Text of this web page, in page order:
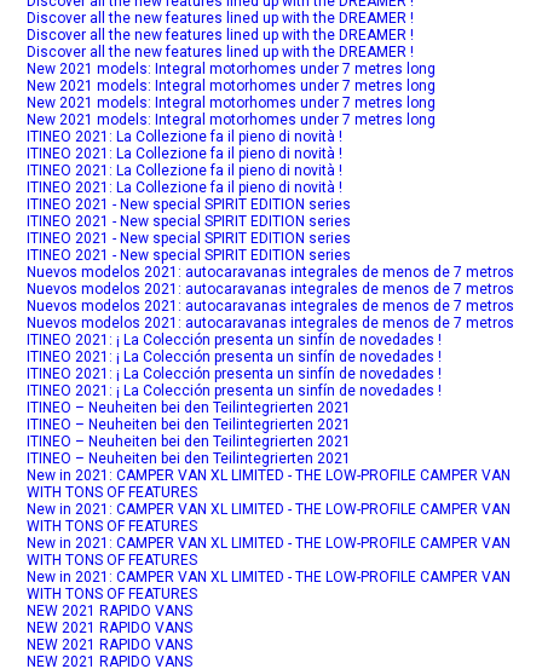
Discover all the new features lined up with the DREAMER !
Discover all the new features lined up with the DREAMER !
Discover all the new features lined up with the DREAMER !
New 2021 models: Integral motorhomes under 7 metres long
New 2021 models: Integral motorhomes under 7 metres long
New 2021 models: Integral motorhomes under 7 metres long
New 2021 models: Integral motorhomes under 7 metres long
ITINEO 2021: La Collezione fa il pieno di novità !
ITINEO 2021: La Collezione fa il pieno di novità !
ITINEO 2021: La Collezione fa il pieno di novità !
ITINEO 2021: La Collezione fa il pieno di novità !
ITINEO 2021 - New special SPIRIT EDITION series
ITINEO 2021 - New special SPIRIT EDITION series
ITINEO 2021 - New special SPIRIT EDITION series
ITINEO 2021 - New special SPIRIT EDITION series
Nuevos modelos 2021: autocaravanas integrales de menos de 7 metros
Nuevos modelos 2021: autocaravanas integrales de menos de 7 metros
Nuevos modelos 2021: autocaravanas integrales de menos de 7 metros
Nuevos modelos 2021: autocaravanas integrales de menos de 7 metros
ITINEO 2021: ¡ La Colección presenta un sinfín de novedades !
ITINEO 2021: ¡ La Colección presenta un sinfín de novedades !
ITINEO 2021: ¡ La Colección presenta un sinfín de novedades !
ITINEO 2021: ¡ La Colección presenta un sinfín de novedades !
ITINEO – Neuheiten bei den Teilintegrierten 2021
ITINEO – Neuheiten bei den Teilintegrierten 2021
ITINEO – Neuheiten bei den Teilintegrierten 2021
ITINEO – Neuheiten bei den Teilintegrierten 2021
New in 2021: CAMPER VAN XL LIMITED - THE LOW-PROFILE CAMPER VAN
WITH TONS OF FEATURES
New in 2021: CAMPER VAN XL LIMITED - THE LOW-PROFILE CAMPER VAN
WITH TONS OF FEATURES
New in 2021: CAMPER VAN XL LIMITED - THE LOW-PROFILE CAMPER VAN
WITH TONS OF FEATURES
New in 2021: CAMPER VAN XL LIMITED - THE LOW-PROFILE CAMPER VAN
WITH TONS OF FEATURES
NEW 2021 RAPIDO VANS
NEW 2021 RAPIDO VANS
NEW 2021 RAPIDO VANS
NEW 2021 RAPIDO VANS